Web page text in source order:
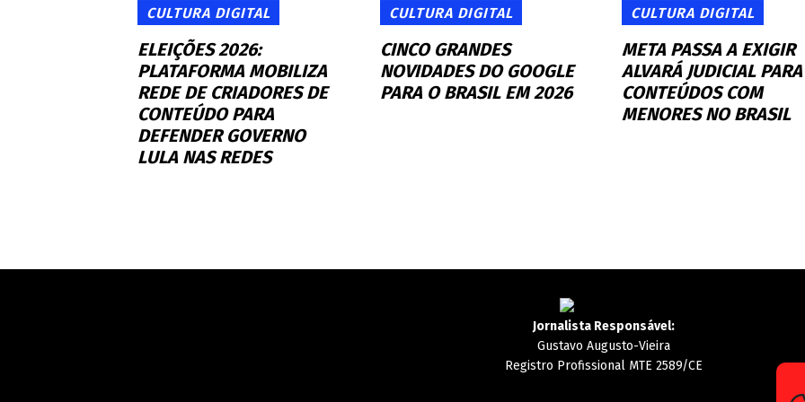
CULTURA DIGITAL
ELEIÇÕES 2026:
PLATAFORMA MOBILIZA
REDE DE CRIADORES DE
CONTEÚDO PARA
DEFENDER GOVERNO
LULA NAS REDES
CULTURA DIGITAL
CINCO GRANDES
NOVIDADES DO GOOGLE
PARA O BRASIL EM 2026
CULTURA DIGITAL
META PASSA A EXIGIR
ALVARÁ JUDICIAL PARA
CONTEÚDOS COM
MENORES NO BRASIL
Jornalista Responsável:
Gustavo Augusto-Vieira
Registro Profissional MTE 2589/CE